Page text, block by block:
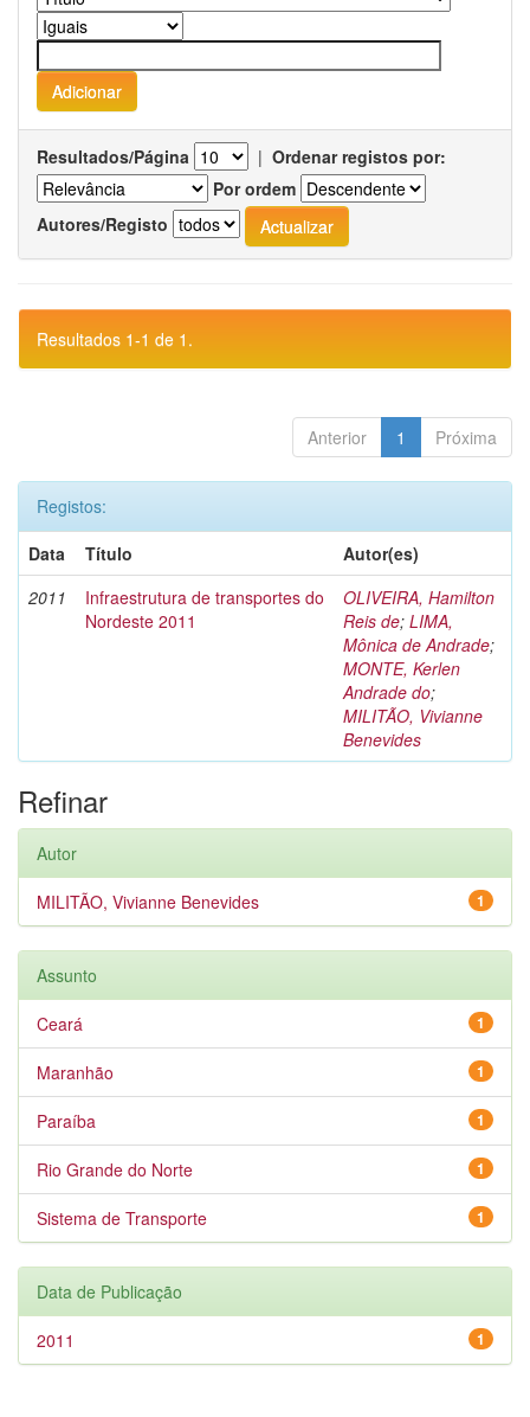
Resultados/Página | Ordenar registos por:
Por ordem
Autores/Registo
Resultados 1-1 de 1.
Anterior 1 Próxima
Registos:
Data
Título
Autor(es)
2011
Infraestrutura de transportes do
Nordeste 2011
OLIVEIRA, Hamilton
Reis de; LIMA,
Mônica de Andrade;
MONTE, Kerlen
Andrade do;
MILITÃO, Vivianne
Benevides
Refinar
Autor
1
MILITÃO, Vivianne Benevides
Assunto
1
Ceará
1
Maranhão
1
Paraíba
1
Rio Grande do Norte
1
Sistema de Transporte
Data de Publicação
1
2011